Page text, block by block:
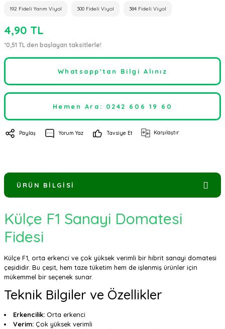
192 Fideli Yarım Viyol 300 Fideli Viyol 384 Fideli Viyol
4,90 TL
*0,51 TL den başlayan taksitlerle!
Whatsapp'tan Bilgi Alınız
Hemen Ara: 0242 606 19 60
Paylaş Yorum Yaz Tavsiye Et Karşılaştır
ÜRÜN BILGISI
Külçe F1 Sanayi Domatesi
Fidesi
Külçe F1, orta erkenci ve çok yüksek verimli bir hibrit sanayi domatesi
çeşididir. Bu çeşit, hem taze tüketim hem de işlenmiş ürünler için
mükemmel bir seçenek sunar.
Teknik Bilgiler ve Özellikler
Erkencilik: Orta erkenci
Verim: Çok yüksek verimli